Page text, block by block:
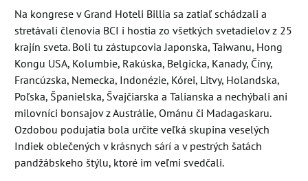
Na kongrese v Grand Hoteli Billia sa zatiaľ schádzali a
stretávali členovia BCI i hostia zo všetkých svetadielov z 25
krajín sveta. Boli tu zástupcovia Japonska, Taiwanu, Hong
Kongu USA, Kolumbie, Rakúska, Belgicka, Kanady, Číny,
Francúzska, Nemecka, Indonézie, Kórei, Litvy, Holandska,
Poľska, Španielska, Švajčiarska a Talianska a nechýbali ani
milovníci bonsajov z Austrálie, Ománu či Madagaskaru.
Ozdobou podujatia bola určite veľká skupina veselých
Indiek oblečených v krásnych sárí a v pestrých šatách
pandžábskeho štýlu, ktoré im veľmi svedčali.